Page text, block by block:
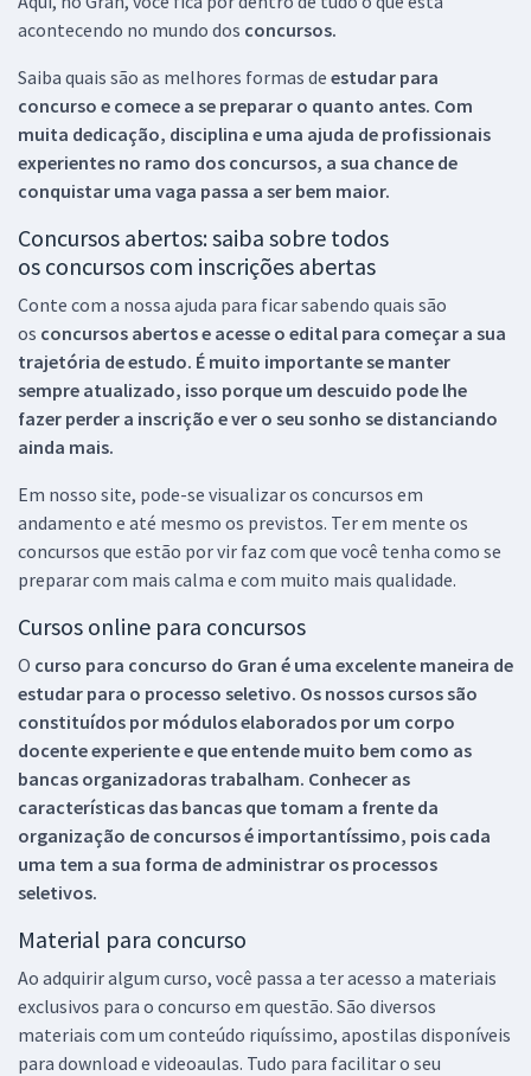
acontecendo no mundo dos concursos.
Saiba quais são as melhores formas de estudar para
concurso e comece a se preparar o quanto antes. Com
muita dedicação, disciplina e uma ajuda de profissionais
experientes no ramo dos concursos, a sua chance de
conquistar uma vaga passa a ser bem maior.
Concursos abertos: saiba sobre todos
os concursos com inscrições abertas
Conte com a nossa ajuda para ficar sabendo quais são
os concursos abertos e acesse o edital para começar a sua
trajetória de estudo. É muito importante se manter
sempre atualizado, isso porque um descuido pode lhe
fazer perder a inscrição e ver o seu sonho se distanciando
ainda mais.
Em nosso site, pode-se visualizar os concursos em
andamento e até mesmo os previstos. Ter em mente os
concursos que estão por vir faz com que você tenha como se
preparar com mais calma e com muito mais qualidade.
Cursos online para concursos
O curso para concurso do Gran é uma excelente maneira de
estudar para o processo seletivo. Os nossos cursos são
constituídos por módulos elaborados por um corpo
docente experiente e que entende muito bem como as
bancas organizadoras trabalham. Conhecer as
características das bancas que tomam a frente da
organização de concursos é importantíssimo, pois cada
uma tem a sua forma de administrar os processos
seletivos.
Material para concurso
Ao adquirir algum curso, você passa a ter acesso a materiais
exclusivos para o concurso em questão. São diversos
materiais com um conteúdo riquíssimo, apostilas disponíveis
para download e videoaulas. Tudo para facilitar o seu